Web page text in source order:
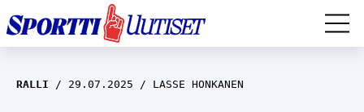
EM-YLEISURHEILU
RALLI 29.07.2025 LASSE HONKANEN